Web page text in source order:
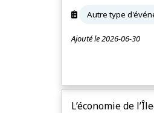
Autre type
Ajouté le 2026-06-30
L’économie de